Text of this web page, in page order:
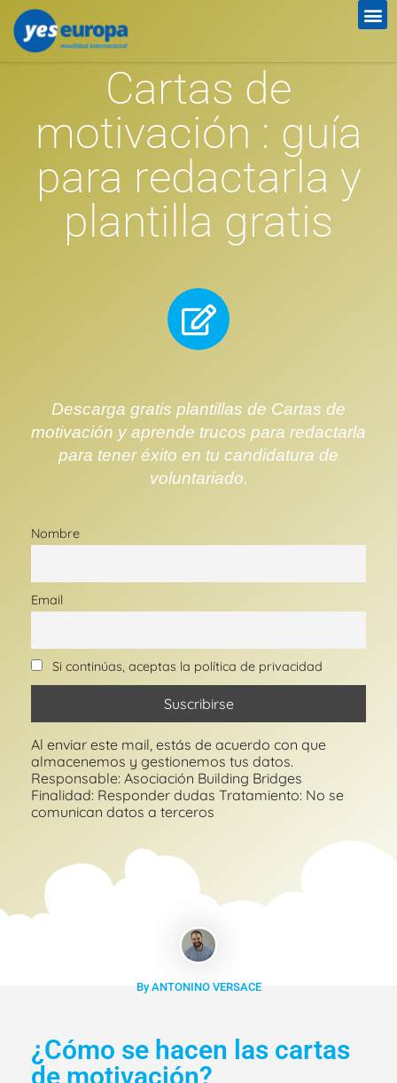
Cartas de
motivación : guía
para redactarla y
plantilla gratis
Descarga gratis plantillas de Cartas de
motivación y aprende trucos para redactarla
para tener éxito en tu candidatura de
voluntariado.
Nombre
Email
Si continúas, aceptas la política de privacidad
Al enviar este mail, estás de acuerdo con que
almacenemos y gestionemos tus datos.
Responsable: Asociación Building Bridges
Finalidad: Responder dudas Tratamiento: No se
comunican datos a terceros
By ANTONINO VERSACE
¿Cómo se hacen las cartas
de motivación?